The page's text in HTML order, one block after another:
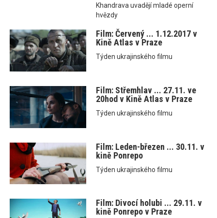
Khandrava uvadějí mladé operní
hvězdy
Film: Červený ... 1.12.2017 v
Kině Atlas v Praze
Týden ukrajinského filmu
Film: Střemhlav ... 27.11. ve
20hod v Kině Atlas v Praze
Týden ukrajinského filmu
Film: Leden-březen ... 30.11. v
kině Ponrepo
Týden ukrajinského filmu
Film: Divocí holubi ... 29.11. v
kině Ponrepo v Praze